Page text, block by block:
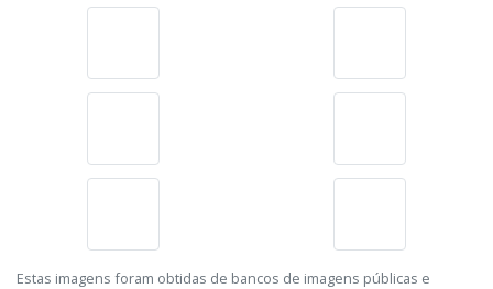
Estas imagens foram obtidas de bancos de imagens públicas e